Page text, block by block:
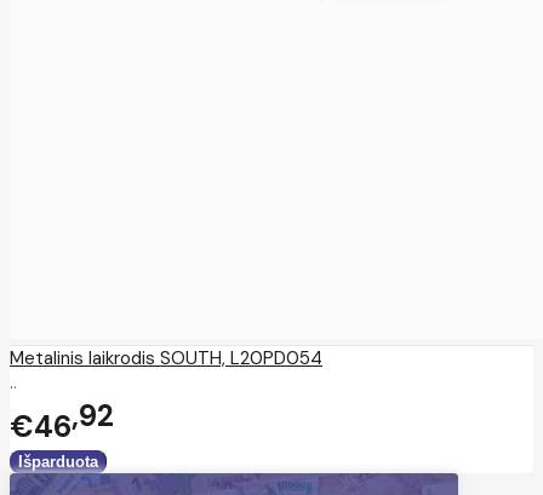
Metalinis laikrodis SOUTH, L20PD054
..
€46 92